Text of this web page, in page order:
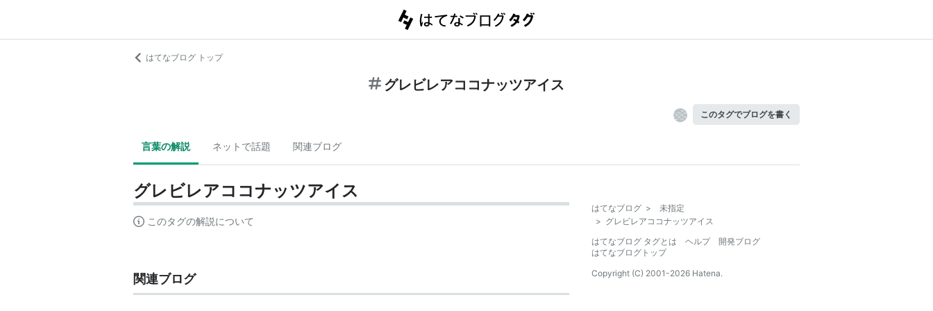
はてなブログ トップ
グレビレアココナッツアイス
このタグでブログを書く
言葉の解説 ネットで話題 関連ブログ
グレビレアココナッツアイス
このタグの解説について
関連ブログ
はてなブログ >
未指定
> グレビレアココナッツアイス
はてなブログ タグとは
ヘルプ
開発ブログ
はてなブログトップ
Copyright (C) 2001-2026 Hatena.